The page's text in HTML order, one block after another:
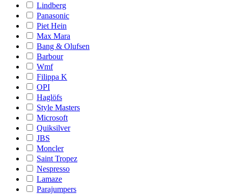
Lindberg
Panasonic
Piet Hein
Max Mara
Bang & Olufsen
Barbour
Wmf
Filippa K
OPI
Haglöfs
Style Masters
Microsoft
Quiksilver
JBS
Moncler
Saint Tropez
Nespresso
Lamaze
Parajumpers